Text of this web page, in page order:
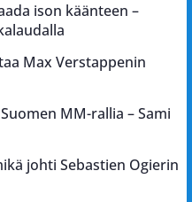
ison käänteen –
Max Verstappenin
MM-rallia – Sami
johti Sebastien Ogierin